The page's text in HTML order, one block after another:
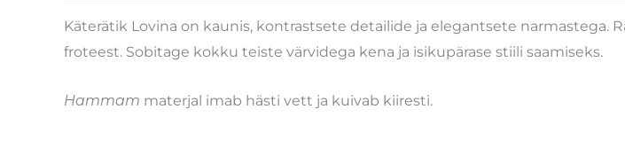
Käterätik Lovina on kaunis, kontrastsete detailide ja elegantsete narmastega.
froteest. Sobitage kokku teiste värvidega kena ja isikupärase stiili saamiseks.
Hammam materjal imab hästi vett ja kuivab kiiresti.